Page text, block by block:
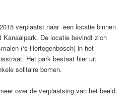
verplaatst naar een locatie binnen
Kanaalpark. De locatie bevindt zich
(‘s-Hertogenbosch) in het
Het park bestaat hier uit
solitaire bomen.
over de verplaatsing van het beeld.